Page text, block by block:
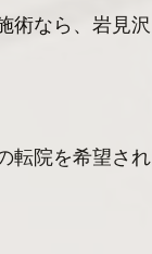
術なら、岩見
転院を希望され